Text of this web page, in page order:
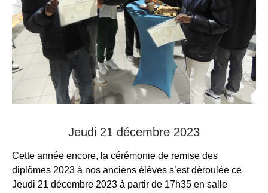
Jeudi 21 décembre 2023
Cette année encore, la cérémonie de remise des
diplômes 2023 à nos anciens élèves s’est déroulée ce
Jeudi 21 décembre 2023 à partir de 17h35 en salle